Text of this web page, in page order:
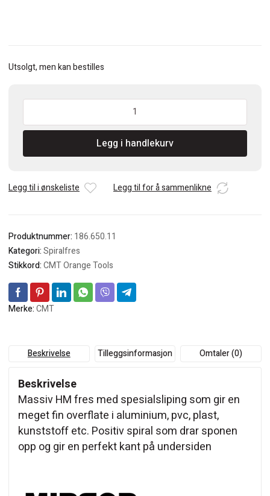
Utsolgt, men kan bestilles
CMT
Spiralfres
Mirror
HM
Legg i handlekurv
Legg til i ønskeliste Legg til for å sammenlikne
Produktnummer: 186.650.11
Kategori:Spiralfres
Stikkord:CMT Orange Tools
Merke:CMT
Beskrivelse Tilleggsinformasjon Omtaler (0)
Beskrivelse
Massiv HM fres med spesialsliping som gir en
meget fin overflate i aluminium, pvc, plast,
kunststoff etc. Positiv spiral som drar sponen
opp og gir en perfekt kant på undersiden